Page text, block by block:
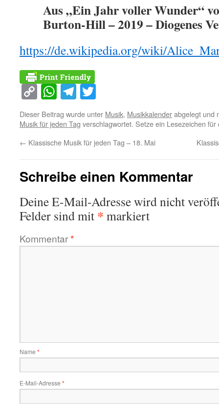
Aus „Ein Jahr voller Wunder“
Burton-Hill – 2019 – Diogenes
https://de.wikipedia.org/wiki/
Copy
Link
WhatsApp
Telegram
Dieser Beitrag wurde unter Musik, Musikkalenderabgelegt und
Musik für jeden Tag verschlagwortet. Setze ein Lesezeichen
← Klassische Musik für jeden Tag – 18. Mai
Schreibe einen Kommentar
Deine E-Mail-Adresse wird nicht
Felder sind mit * markiert
Kommentar*
Name *
E-Mail-Adresse *